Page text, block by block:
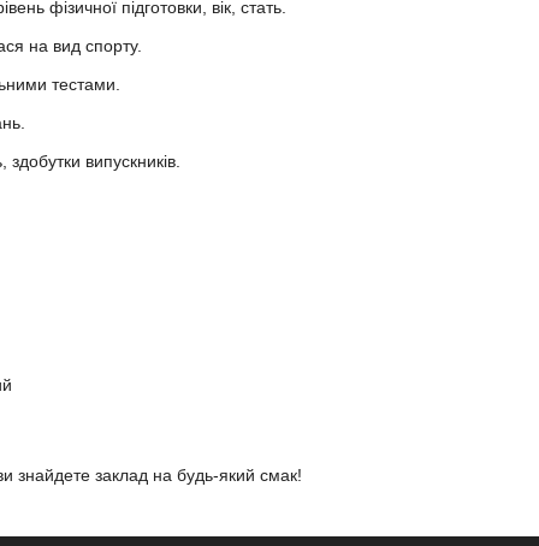
фізичної підготовки, вік, стать.
на вид спорту.
тестами.
випускників.
знайдете заклад на будь-який смак!